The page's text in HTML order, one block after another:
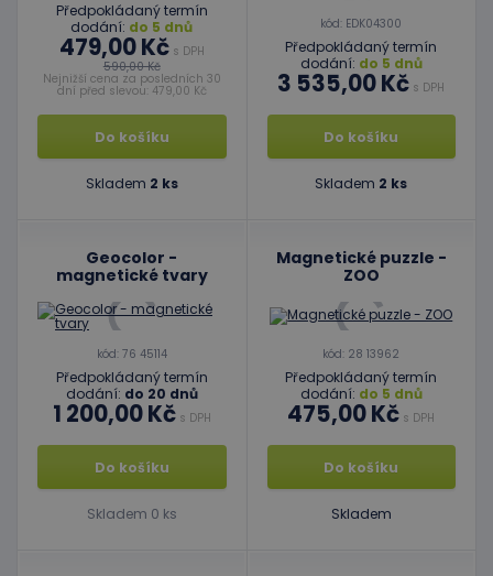
Předpokládaný termín
dodání: do 5 dnů
479,00 Kčs DPH
590,00 Kč
Nejnižší cena za posledních 30
dní před slevou: 479,00 Kč
Do košíku
Skladem 2 ks
kód: EDK04300
Předpokládaný termín
dodání: do 5 dnů
3 535,00 Kč s DPH
Do košíku
Skladem 2 ks
Geocolor -
magnetické tvary
kód: 76 45114
Předpokládaný termín
dodání: do 20 dnů
1 200,00 Kčs DPH
Do košíku
Skladem 0 ks
Magnetické puzzle -
ZOO
kód: 28 13962
Předpokládaný termín
dodání: do 5 dnů
475,00 Kč s DPH
Do košíku
Skladem